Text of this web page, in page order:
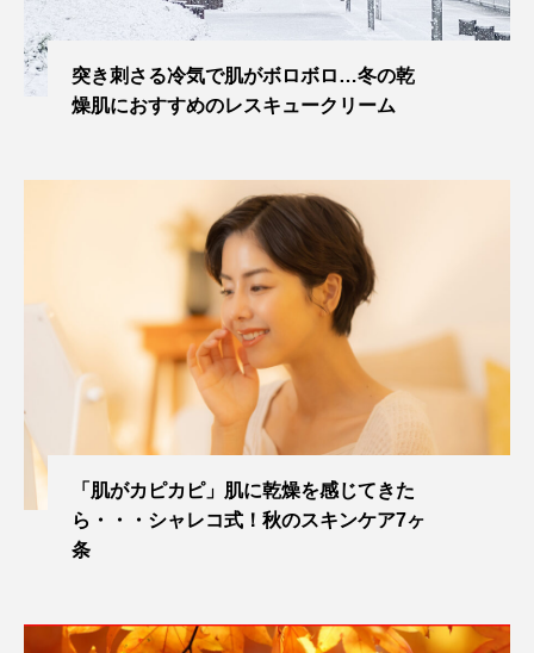
突き刺さる冷気で肌がボロボロ…冬の乾
燥肌におすすめのレスキュークリーム
「肌がカピカピ」肌に乾燥を感じてきた
ら・・・シャレコ式！秋のスキンケア7ヶ
条